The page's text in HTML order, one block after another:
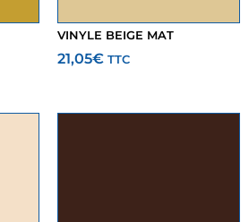
VINYLE BEIGE MAT
21,05€ TTC